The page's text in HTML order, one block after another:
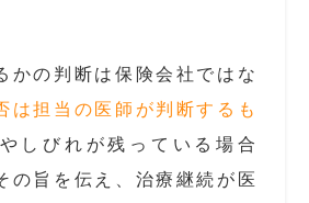
かの判断は保険会社ではな
は担当の医師が判断するも
しびれが残っている場合
の旨を伝え、治療継続が医